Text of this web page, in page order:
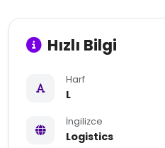
Hızlı Bilgi
Harf
L
İngilizce
Logistics